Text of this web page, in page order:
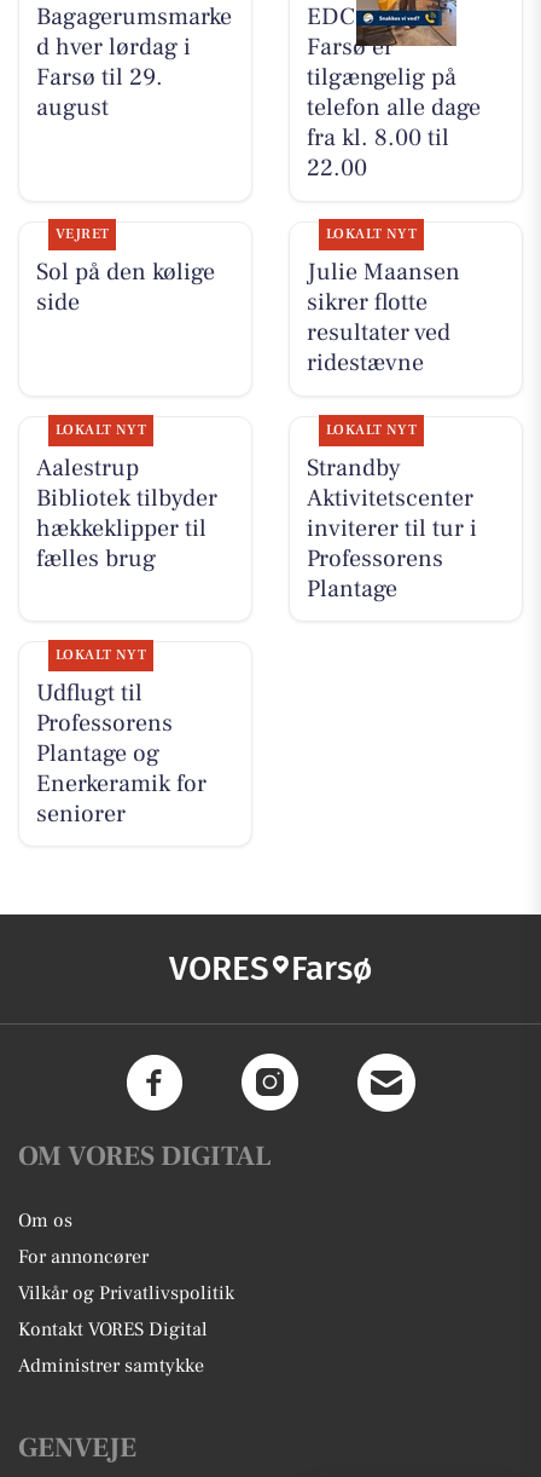
Bagagerumsmarke
d hver lørdag i
Farsø til 29.
august
EDC Danebo,
Farsø er
tilgængelig på
telefon alle dage
fra kl. 8.00 til
22.00
VEJRET
Sol på den kølige
side
LOKALT NYT
Julie Maansen
sikrer flotte
resultater ved
ridestævne
LOKALT NYT
Aalestrup
Bibliotek tilbyder
hækkeklipper til
fælles brug
LOKALT NYT
Strandby
Aktivitetscenter
inviterer til tur i
Professorens
Plantage
LOKALT NYT
Udflugt til
Professorens
Plantage og
Enerkeramik for
seniorer
VORES Farsø
OM VORES DIGITAL
Om os
For annoncører
Vilkår og Privatlivspolitik
Kontakt VORES Digital
Administrer samtykke
GENVEJE